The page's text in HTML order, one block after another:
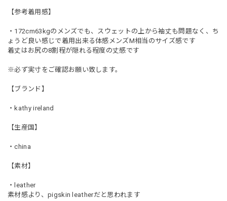
【参考着用感】
・172cm63kgのメンズでも、スウェットの上から袖丈も問題なく、ち
ょうど良い感じで着用出来る体感メンズM相当のサイズ感です
着丈はお尻の8割程が隠れる程度の丈感です
※必ず実寸をご確認お願い致します。
【ブランド】
・kathy ireland
【生産国】
・china
【素材】
・leather
素材感より、pigskin leatherだと思われます